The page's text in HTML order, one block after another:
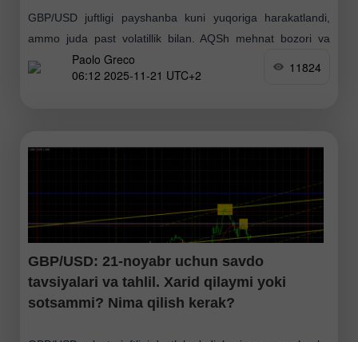
GBP/USD juftligi payshanba kuni yuqoriga harakatlandi,
ammo juda past volatillik bilan. AQSh mehnat bozori va
ishsizlik bo'yicha ikkita muhim hisobot e'lon qilinganiga
qaramay, ularning hech biri o'sha paytda volatillikni oshira
Paolo Greco
06:12 2025-11-21 UTC+2
11824
GBP/USD: 21-noyabr uchun savdo
tavsiyalari va tahlil. Xarid qilaymi yoki
sotsammi? Nima qilish kerak?